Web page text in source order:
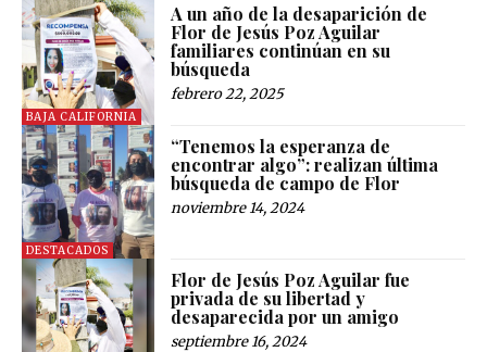
BAJA CALIFORNIA
A un año de la desaparición de
Flor de Jesús Poz Aguilar
familiares continúan en su
búsqueda
febrero 22, 2025
DESTACADOS
“Tenemos la esperanza de
encontrar algo”: realizan última
búsqueda de campo de Flor
noviembre 14, 2024
Flor de Jesús Poz Aguilar fue
privada de su libertad y
desaparecida por un amigo
septiembre 16, 2024